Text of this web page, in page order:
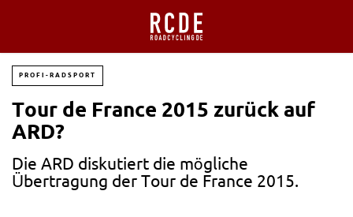
PROFI-RADSPORT
Tour de France 2015 zurück auf
ARD?
Die ARD diskutiert die mögliche
Übertragung der Tour de France 2015.